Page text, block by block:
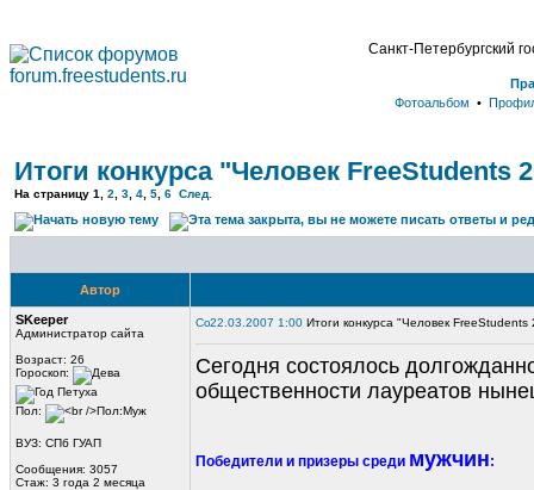
Санкт-Петербургский
Фотоальбом •
Итоги конкурса "Человек FreeStudents
На страницу 1 2 3 4 5 6 След.
Автор
SKeeper
Администратор сайта
Возраст: 26
Гороскоп:
Пол:
ВУЗ: СПб ГУАП
Сообщения: 3057
Стаж: 3 года 2 месяца
22.03.2007 1:00 Итоги конкурса "Человек FreeStudents
Сегодня состоялось
общественности лауреатов
Победители и призеры среди мужчин: